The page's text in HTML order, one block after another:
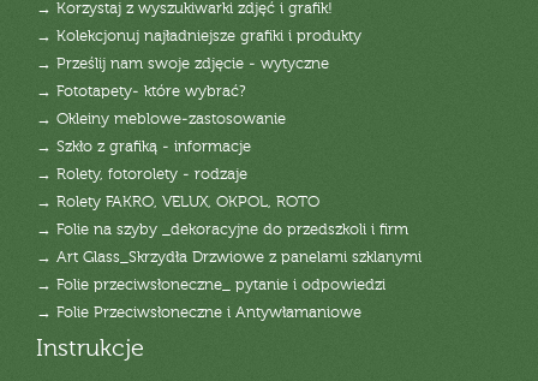
→ Korzystaj z wyszukiwarki zdjęć i grafik!
→ Kolekcjonuj najładniejsze grafiki i produkty
→ Prześlij nam swoje zdjęcie - wytyczne
→ Fototapety- które wybrać?
→ Okleiny meblowe-zastosowanie
→ Szkło z grafiką - informacje
→ Rolety, fotorolety - rodzaje
→ Rolety FAKRO, VELUX, OKPOL, ROTO
→ Folie na szyby _dekoracyjne do przedszkoli i firm
→ Art Glass_Skrzydła Drzwiowe z panelami szklanymi
→ Folie przeciwsłoneczne_ pytanie i odpowiedzi
→ Folie Przeciwsłoneczne i Antywłamaniowe
Instrukcje